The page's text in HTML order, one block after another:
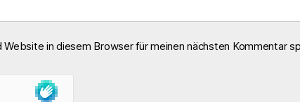
in diesem Browser für meinen nächsten Kommentar